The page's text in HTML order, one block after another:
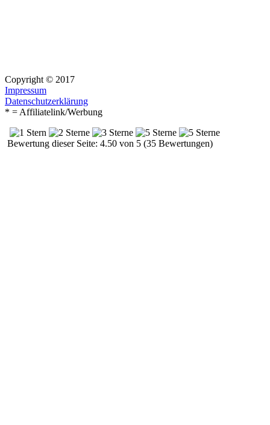
Copyright © 2017
Impressum
Datenschutzerklärung
* = Affiliatelink/Werbung
Bewertung dieser Seite: 4.50 von 5 (35 Bewertungen)